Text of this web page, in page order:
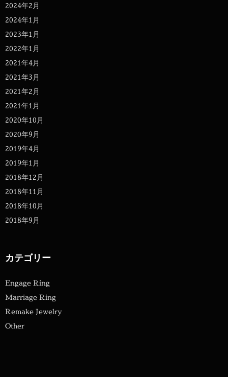
2024年2月
2024年1月
2023年1月
2022年1月
2021年4月
2021年3月
2021年2月
2021年1月
2020年10月
2020年9月
2019年4月
2019年1月
2018年12月
2018年11月
2018年10月
2018年9月
カテゴリー
Engage Ring
Marriage Ring
Remake Jewelry
Other